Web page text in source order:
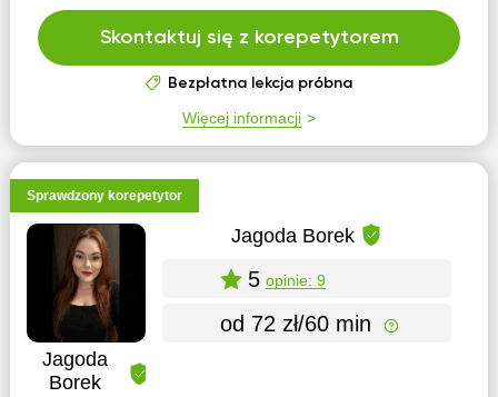
Skontaktuj się z korepetytorem
Bezpłatna lekcja próbna
Więcej informacji
Sprawdzony korepetytor
Jagoda
Borek
Jagoda Borek
5 opinie: 9
od 72 zł/60 min